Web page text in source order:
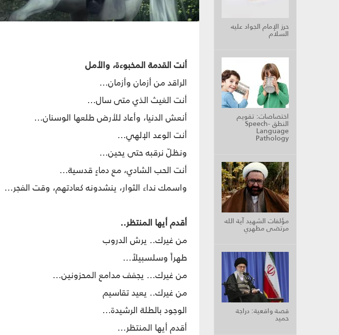
حرز الإمام الجواد عليه
السلام
اختصاصات: تقويم
النطق Speech-
Language
Pathology
مؤلفات الشهيد آية الله
مرتضى مطهري
قصة واقعية: دراجة
حميد
أنت القدمة المخبوءة، والأمل
الراقد من أزمان وأزمان...
أنت الغيث الذي متى سال...
أنعش الدنيا، وأعاد للأرض طلعها الوسنان...
أنت الوعد الإلهي...
ونظلّ نرقبه حتى يحين...
أنت الحب الشادي، مع دماءٍ قدسية...
واسمك نداء الثوار، ينشدونه كعادتهم، وقت الفجر...
أقدم أيها المنتظر..
من غيرك.. يرش الدروب
طهراً وسلسبيلاً...
من غيرك... يجفف مدامع المحزونين...
من غيرك.. يعيد تقاسيم
الوجود بالطلة الرشيدة...
أقدم أيها المنتظر...